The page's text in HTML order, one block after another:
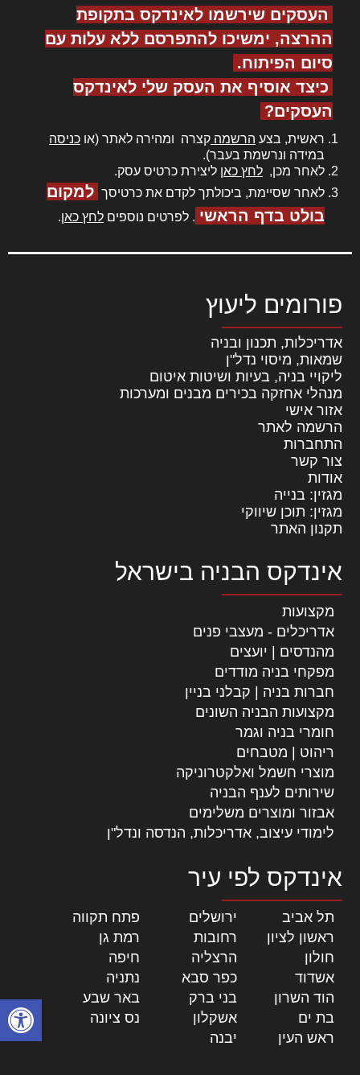
פתח
העסקים שירשמו לאינדקס בתקופת
ההרצה, ימשיכו להתפרסם ללא עלות עם
סיום הפיתוח.
כיצד אוסיף את העסק שלי לאינדקס
העסקים?
ראשית, בצע הרשמה קצרה ומהירה לאתר (או כניסה
במידה ונרשמת בעבר).
לאחר מכן, לחץ כאן ליצירת כרטיס עסק.
לאחר שסיימת, ביכולתך לקדם את כרטיסך למקום
בולט בדף הראשי . לפרטים נוספים לחץ כאן.
פורומים ליעוץ
אדריכלות, תכנון ובניה
שמאות, מיסוי נדל"ן
ליקויי בניה, בעיות ושיטות איטום
מנהלי אחזקה בכירים מבנים ומערכות
אזור אישי
הרשמה לאתר
התחברות
צור קשר
אודות
מגזין: בנייה
מגזין: תוכן שיווקי
תקנון האתר
אינדקס הבניה בישראל
מקצועות
אדריכלים - מעצבי פנים
מהנדסים | יועצים
מפקחי בניה מודדים
חברות בניה | קבלני בניין
מקצועות הבניה השונים
חומרי בניה וגמר
ריהוט | מטבחים
מוצרי חשמל ואלקטרוניקה
שירותים לענף הבניה
אבזור ומוצרים משלימים
לימודי עיצוב, אדריכלות, הנדסה ונדל"ן
אינדקס לפי עיר
תל אביב ירושלים פתח תקווה
ראשון לציון
רחובות רמת גן
חולון
הרצליה חיפה
אשדוד
כפר סבא נתניה
הוד השרון
בני ברק באר שבע
בת ים
אשקלון נס ציונה
ראש העין
יבנה